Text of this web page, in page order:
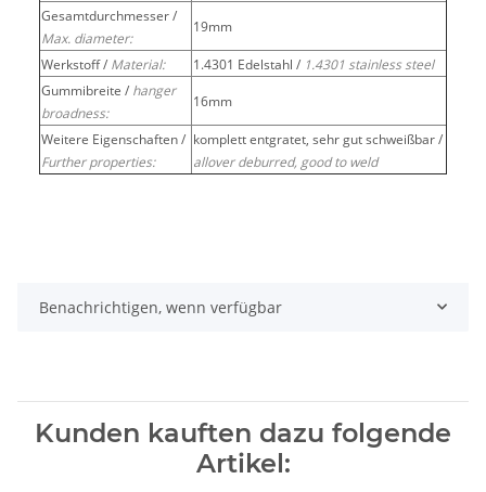
Gesamtdurchmesser /
Max. diameter:
19mm
Werkstoff / Material: 1.4301 Edelstahl / 1.4301 stainless steel
Gummibreite / hanger
broadness:
16mm
Weitere Eigenschaften /
Further properties:
komplett entgratet, sehr gut schweißbar /
allover deburred, good to weld
Benachrichtigen, wenn verfügbar
Kunden kauften dazu folgende
Artikel: